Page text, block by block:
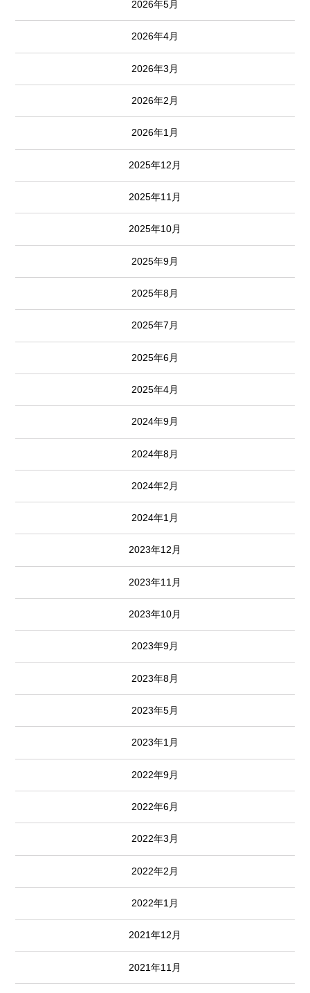
2026年5月
2026年4月
2026年3月
2026年2月
2026年1月
2025年12月
2025年11月
2025年10月
2025年9月
2025年8月
2025年7月
2025年6月
2025年4月
2024年9月
2024年8月
2024年2月
2024年1月
2023年12月
2023年11月
2023年10月
2023年9月
2023年8月
2023年5月
2023年1月
2022年9月
2022年6月
2022年3月
2022年2月
2022年1月
2021年12月
2021年11月